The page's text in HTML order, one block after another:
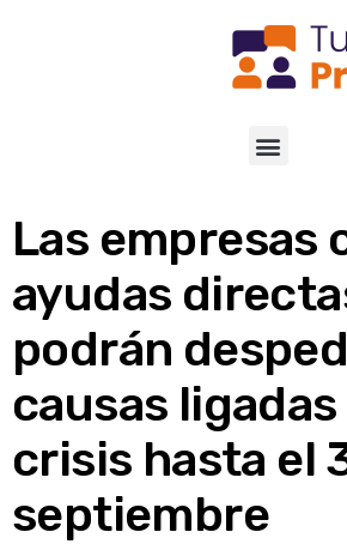
Las empresas
ayudas
podrán
causas ligadas
crisis hasta el
septiembre